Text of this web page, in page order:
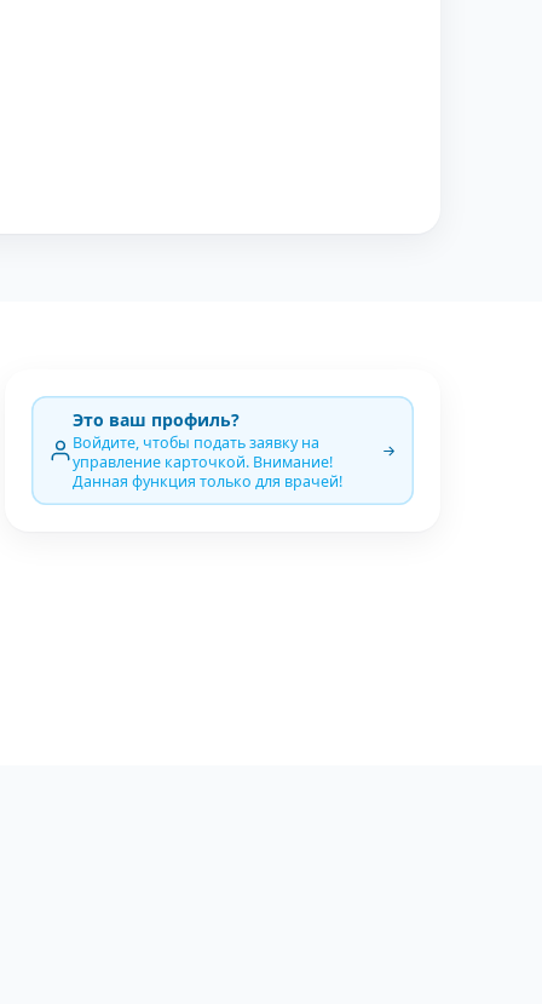
Это ваш профиль?
Войдите, чтобы подать заявку на
управление карточкой. Внимание!
Данная функция только для врачей!